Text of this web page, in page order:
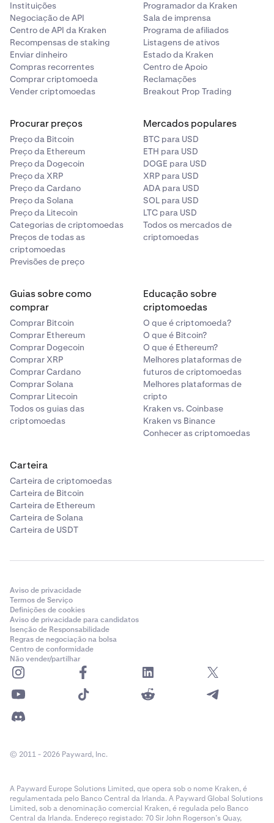
•
Para confirmar a alteração, receberá duas
mensagens de e-mail. Introduza o código de
autorização enviado para o seu e-mail antigo e o
código de confirmação enviado para o seu novo e-
mail na página
.
Instituições
Negociação de API
Centro de API da Kraken
Recompensas de staking
Enviar dinheiro
Compras recorrentes
Comprar criptomoeda
Vender criptomoedas
Programador da Kraken
Sala de imprensa
Programa de afiliados
Listagens de ativos
Estado da Kraken
Centro de Apoio
Reclamações
Breakout Prop Trading
Procurar preços
Preço da Bitcoin
Preço da Ethereum
Preço da Dogecoin
Preço da XRP
Preço da Cardano
Preço da Solana
Preço da Litecoin
Categorias de criptomoedas
Preços de todas as
criptomoedas
Previsões de preço
Mercados populares
BTC para USD
ETH para USD
DOGE para USD
XRP para USD
ADA para USD
SOL para USD
LTC para USD
Todos os mercados de
criptomoedas
Guias sobre como
comprar
Comprar Bitcoin
Comprar Ethereum
Comprar Dogecoin
Comprar XRP
Comprar Cardano
Comprar Solana
Comprar Litecoin
Todos os guias das
criptomoedas
Educação sobre
criptomoedas
O que é criptomoeda?
O que é Bitcoin?
O que é Ethereum?
Melhores plataformas de
futuros de criptomoedas
Melhores plataformas de
cripto
Kraken vs. Coinbase
Kraken vs Binance
Conhecer as criptomoedas
Carteira
Carteira de criptomoedas
Carteira de Bitcoin
Carteira de Ethereum
Carteira de Solana
Carteira de USDT
Aviso de privacidade
Termos de Serviço
Definições de cookies
Aviso de privacidade para candidatos
Isenção de Responsabilidade
Regras de negociação na bolsa
Centro de conformidade
Não vender/partilhar
© 2011 - 2026 Payward, Inc.
A Payward Europe Solutions Limited, que opera sob o nome Kraken, é
regulamentada pelo Banco Central da Irlanda. A Payward Global Solutions
Limited, sob a denominação comercial Kraken, é regulada pelo Banco
Central da Irlanda. Endereço registado: 70 Sir John Rogerson’s Quay,